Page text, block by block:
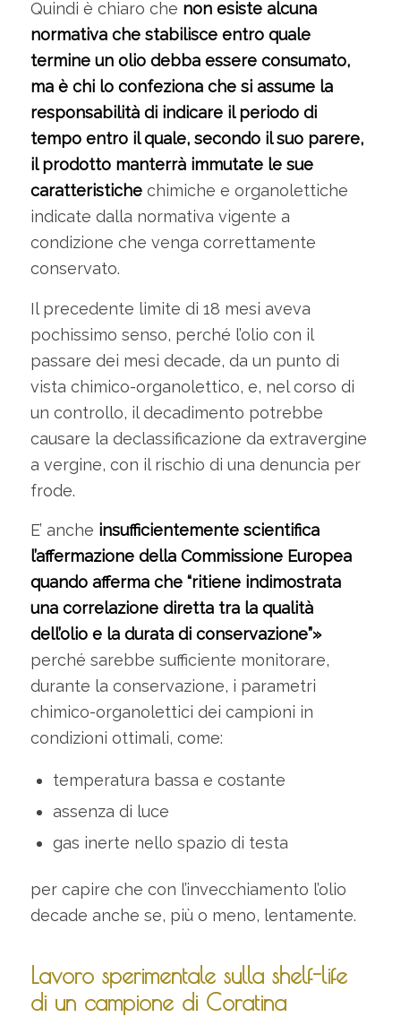
Quindi è chiaro che non esiste alcuna
normativa che stabilisce entro quale
termine un olio debba essere consumato,
ma è chi lo confeziona che si assume la
responsabilità di indicare il periodo di
tempo entro il quale, secondo il suo parere,
il prodotto manterrà immutate le sue
caratteristichechimiche e organolettiche
indicate dalla normativa vigente a
condizione che venga correttamente
conservato.
Il precedente limite di 18 mesi aveva
pochissimo senso, perché l’olio con il
passare dei mesi decade, da un punto di
vista chimico-organolettico, e, nel corso di
un controllo, il decadimento potrebbe
causare la declassificazione da extravergine
a vergine, con il rischio di una denuncia per
frode.
E’ anche insufficientemente scientifica
l’affermazione della Commissione Europea
quando afferma che “ritiene indimostrata
una correlazione diretta tra la qualità
dell’olio e la durata di conservazione”»
perché sarebbe sufficiente monitorare,
durante la conservazione, i parametri
chimico-organolettici dei campioni in
condizioni ottimali, come:
temperatura bassa e costante
assenza di luce
gas inerte nello spazio di testa
per capire che con l’invecchiamento l’olio
decade anche se, più o meno, lentamente.
Lavoro sperimentale sulla shelf-life
di un campione di Coratina